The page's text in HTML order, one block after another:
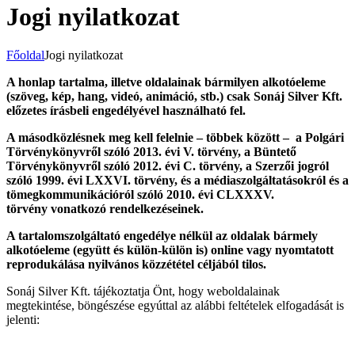
Jogi nyilatkozat
FőoldalJogi nyilatkozat
A honlap tartalma, illetve oldalainak bármilyen alkotóeleme
(szöveg, kép, hang, videó, animáció, stb.) csak Sonáj Silver Kft.
előzetes írásbeli engedélyével használható fel.
A másodközlésnek meg kell felelnie – többek között – a Polgári
Törvénykönyvről szóló 2013. évi V. törvény, a Büntető
Törvénykönyvről szóló 2012. évi C. törvény, a Szerzői jogról
szóló 1999. évi LXXVI. törvény, és a médiaszolgáltatásokról és a
tömegkommunikációról szóló 2010. évi CLXXXV.
törvény vonatkozó rendelkezéseinek.
A tartalomszolgáltató engedélye nélkül az oldalak bármely
alkotóeleme (együtt és külön-külön is) online vagy nyomtatott
reprodukálása nyilvános közzététel céljából tilos.
Sonáj Silver Kft. tájékoztatja Önt, hogy weboldalainak
megtekintése, böngészése egyúttal az alábbi feltételek elfogadását is
jelenti: